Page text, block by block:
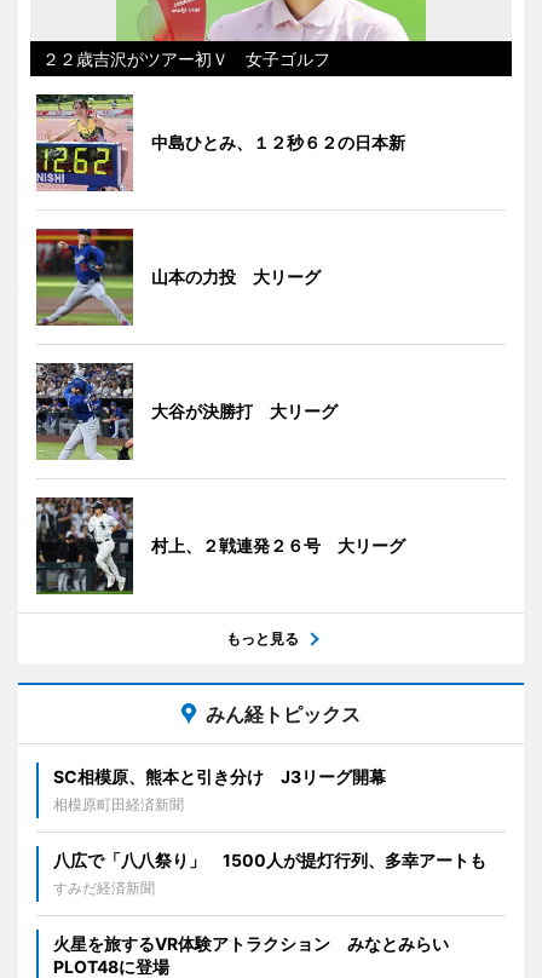
２２歳吉沢がツアー初Ｖ 女子ゴルフ
中島ひとみ、１２秒６２の日本新
山本の力投 大リーグ
大谷が決勝打 大リーグ
村上、２戦連発２６号 大リーグ
もっと見る
みん経トピックス
SC相模原、熊本と引き分け J3リーグ開幕
相模原町田経済新聞
八広で「八八祭り」 1500人が提灯行列、多幸アートも
すみだ経済新聞
火星を旅するVR体験アトラクション みなとみらい
PLOT48に登場